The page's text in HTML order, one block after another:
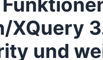
XQuery
und